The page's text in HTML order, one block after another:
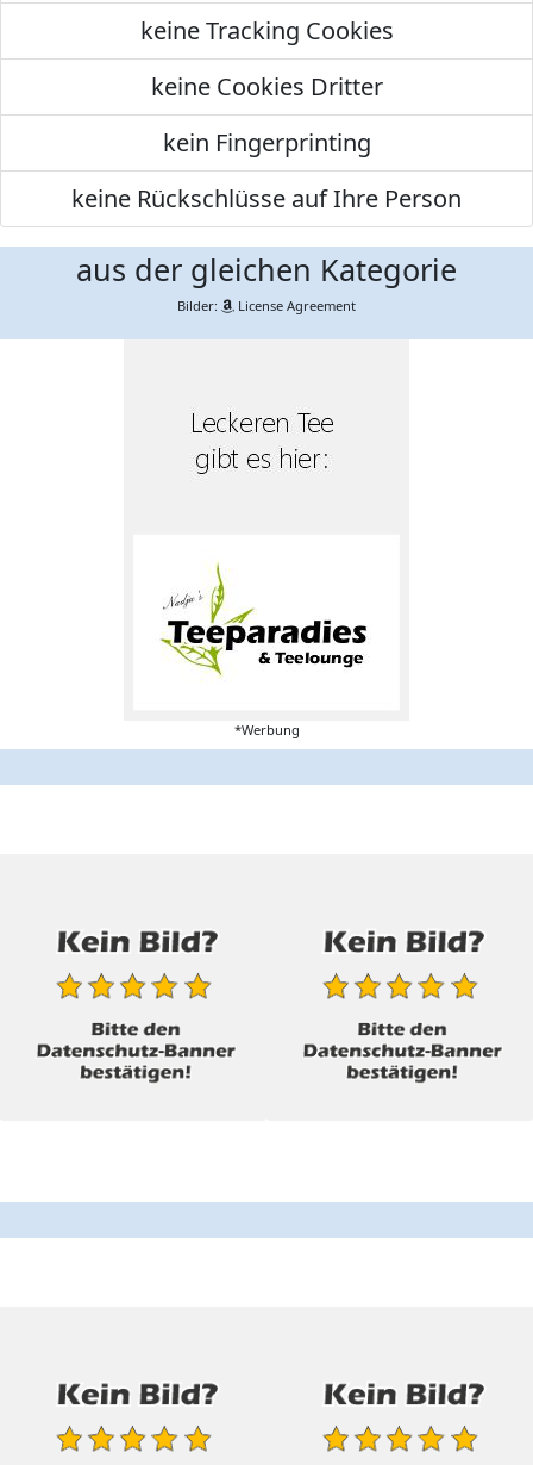
keine Tracking Cookies
keine Cookies Dritter
kein Fingerprinting
keine Rückschlüsse auf Ihre Person
aus der gleichen Kategorie
Bilder: License Agreement
*Werbung